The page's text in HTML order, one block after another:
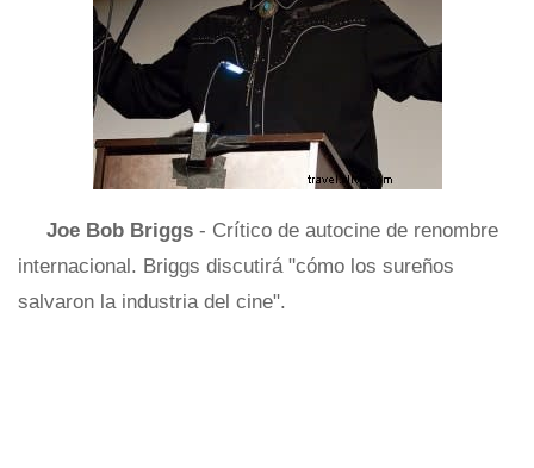
Joe Bob Briggs - Crítico de autocine de renombre
internacional. Briggs discutirá "cómo los sureños
salvaron la industria del cine".